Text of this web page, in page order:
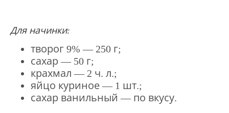
Для начинки:
творог 9% — 250 г;
сахар — 50 г;
крахмал — 2 ч. л.;
яйцо куриное — 1 шт.;
сахар ванильный — по вкусу.